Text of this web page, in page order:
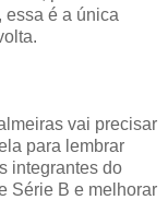
essa é a única
vai precisar
para lembrar
integrantes do
Série B e melhorar